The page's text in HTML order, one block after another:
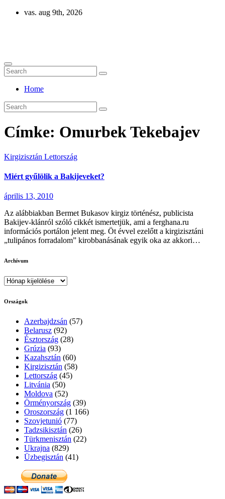
Skip
vas. aug 9th, 2026
Home
Címke: Omurbek Tekebajev
Kirgizisztán Lettország
Miért gyűlölik a Bakijeveket?
április 13, 2010
Az alábbiakban Bermet Bukasov kirgiz történész, publicista
Bakijev-klánról szóló cikkét ismertetjük, ami a ferghana.ru
információs portálon jelent meg. Öt évvel ezelőtt a kirgizisztáni
„tulipános forradalom” kirobbanásának egyik oka az akkori…
Archívum
Archívum
Országok
Azerbajdzsán (57)
Belarusz (92)
Észtország (28)
Grúzia (93)
Kazahsztán (60)
Kirgizisztán (58)
Lettország (45)
Litvánia (50)
Moldova (52)
Örményország (39)
Oroszország (1 166)
Szovjetunió (77)
Tadzsikisztán (26)
Türkmenisztán (22)
Ukrajna (829)
Üzbegisztán (41)